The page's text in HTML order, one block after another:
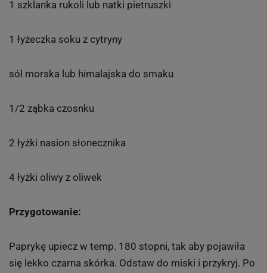
1 szklanka rukoli lub natki pietruszki
1 łyżeczka soku z cytryny
sól morska lub himalajska do smaku
1/2 ząbka czosnku
2 łyżki nasion słonecznika
4 łyżki oliwy z oliwek
Przygotowanie:
Paprykę upiecz w temp. 180 stopni, tak aby pojawiła
się lekko czarna skórka. Odstaw do miski i przykryj. Po